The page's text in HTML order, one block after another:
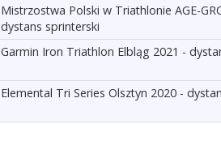
Mistrzostwa Polski w Triathlonie AGE-
dystans sprinterski
Garmin Iron Triathlon Elbląg 2021 -
Elemental Tri Series Olsztyn 2020 -